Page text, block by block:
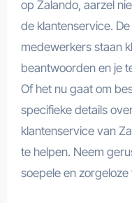
op Zalando, aarzel
de klantenservice.
medewerkers staan
beantwoorden en je
Of het nu gaat om
specifieke details
klantenservice van
te helpen. Neem
soepele en